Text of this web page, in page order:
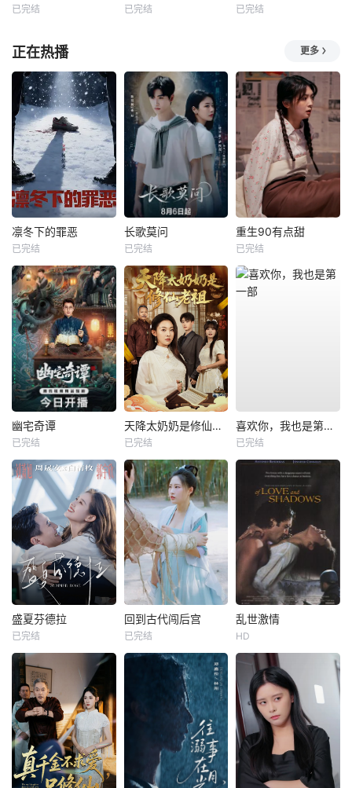
已完结 已完结 已完结
正在热播 更多
凛冬下的罪恶
已完结
长歌莫问
已完结
重生90有点甜
已完结
幽宅奇谭
已完结
天降太奶奶是修仙老祖
已完结
喜欢你，我也是第一部
已完结
盛夏芬德拉
已完结
回到古代闯后宫
已完结
乱世激情
HD